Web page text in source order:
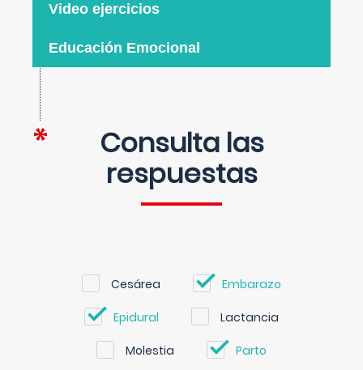
Video ejercicios
Educación Emocional
Consulta las
respuestas
Cesárea Embarazo
Epidural Lactancia
Molestia Parto